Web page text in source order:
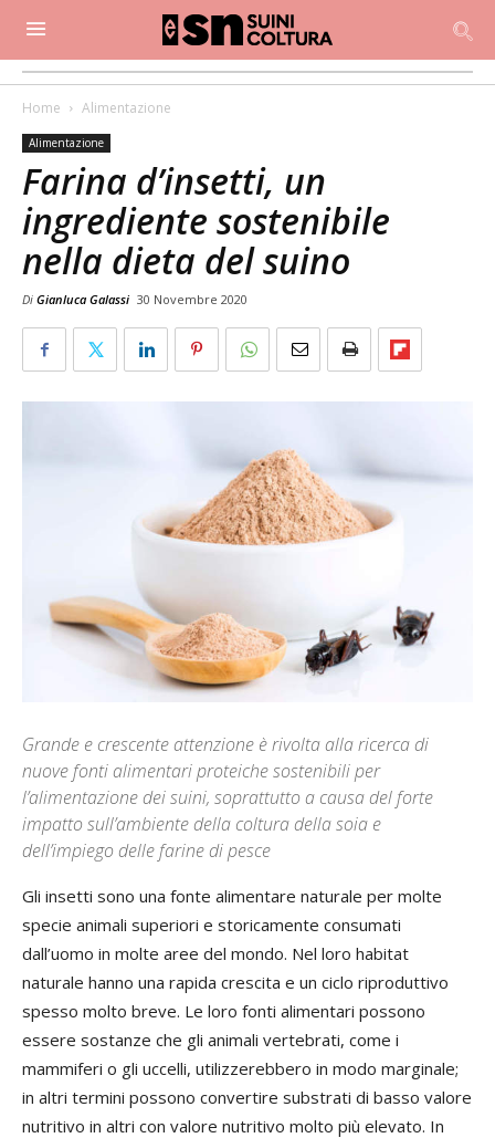
Home Alimentazione
Alimentazione
Farina d’insetti, un
ingrediente sostenibile
nella dieta del suino
Di Gianluca Galassi 30 Novembre 2020
Grande e crescente attenzione è rivolta alla ricerca di
nuove fonti alimentari proteiche sostenibili per
l’alimentazione dei suini, soprattutto a causa del forte
impatto sull’ambiente della coltura della soia e
dell’impiego delle farine di pesce
Gli insetti sono una fonte alimentare naturale per molte
specie animali superiori e storicamente consumati
dall’uomo in molte aree del mondo. Nel loro habitat
naturale hanno una rapida crescita e un ciclo riproduttivo
spesso molto breve. Le loro fonti alimentari possono
essere sostanze che gli animali vertebrati, come i
mammiferi o gli uccelli, utilizzerebbero in modo marginale;
in altri termini possono convertire substrati di basso valore
nutritivo in altri con valore nutritivo molto più elevato. In